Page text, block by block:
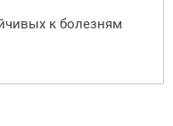
к болезням